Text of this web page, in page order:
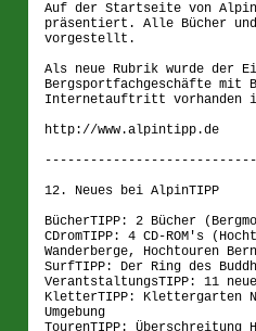
Auf der Startseite von
präsentiert. Alle Bücher und
vorgestellt.
Als neue Rubrik wurde der
Bergsportfachgeschäfte mit
Internetauftritt
http://www.alpintipp.de
12. Neues bei AlpinTIPP
BücherTIPP: 2 Bücher
CDromTIPP: 4 CD-ROM's
Wanderberge, Hochtouren
SurfTIPP: Der Ring des
VerantstaltungsTIPP: 11
KletterTIPP: Klettergarten
Umgebung
TourenTIPP: Überschreitung